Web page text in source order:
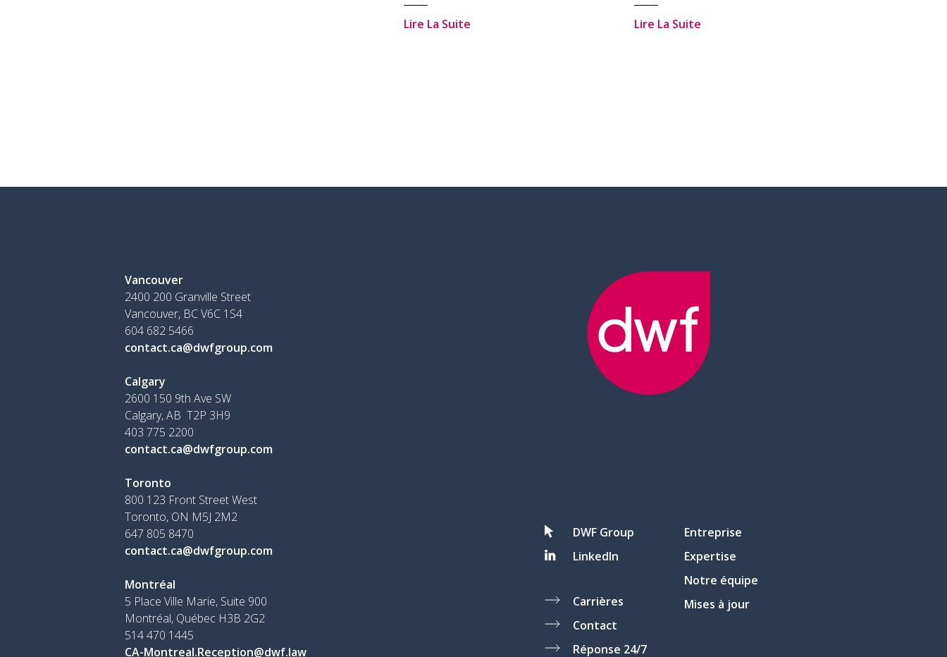
Lire La Suite Lire La Suite
Vancouver
2400 200 Granville Street
Vancouver, BC V6C 1S4
604 682 5466
contact.ca@dwfgroup.com
Calgary
2600 150 9th Ave SW
Calgary, AB T2P 3H9
403 775 2200
contact.ca@dwfgroup.com
Toronto
800 123 Front Street West
Toronto, ON M5J 2M2
647 805 8470
contact.ca@dwfgroup.com
Montréal
5 Place Ville Marie, Suite 900
Montréal, Québec H3B 2G2
514 470 1445
CA-Montreal.Reception@dwf.law
DWF Group
LinkedIn
Carrières
Contact
Réponse 24/7
Entreprise
Expertise
Notre équipe
Mises à jour